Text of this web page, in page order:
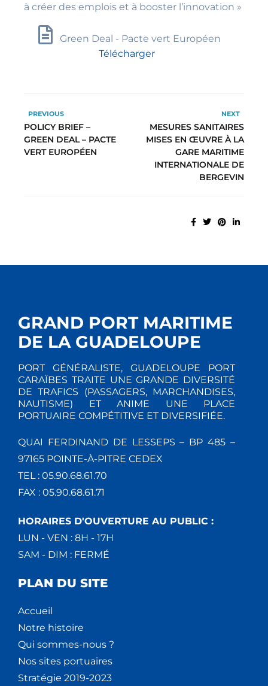
à créer des emplois et à booster l’innovation »
Green Deal - Pacte vert Européen
Télécharger
PREVIOUS
POLICY BRIEF –
GREEN DEAL – PACTE
VERT EUROPÉEN
NEXT
MESURES SANITAIRES
MISES EN ŒUVRE À LA
GARE MARITIME
INTERNATIONALE DE
BERGEVIN
GRAND PORT MARITIME
DE LA GUADELOUPE
PORT GÉNÉRALISTE, GUADELOUPE PORT
CARAÏBES TRAITE UNE GRANDE DIVERSITÉ
DE TRAFICS (PASSAGERS, MARCHANDISES,
NAUTISME) ET ANIME UNE PLACE
PORTUAIRE COMPÉTITIVE ET DIVERSIFIÉE.
QUAI FERDINAND DE LESSEPS – BP 485 –
97165 POINTE-À-PITRE CEDEX
TEL : 05.90.68.61.70
FAX : 05.90.68.61.71
HORAIRES D'OUVERTURE AU PUBLIC :
LUN - VEN : 8H - 17H
SAM - DIM : FERMÉ
PLAN DU SITE
Accueil
Notre histoire
Qui sommes-nous ?
Nos sites portuaires
Stratégie 2019-2023